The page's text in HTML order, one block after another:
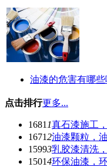
油漆的危害有哪些
点击排行更多...
1681 1真石漆施工
16712油漆颗粒，
15993乳胶漆清洗
15014环保油漆，